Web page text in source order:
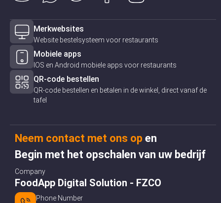
Merkwebsites
Website bestelsysteem voor restaurants
Mobiele apps
IOS en Android mobiele apps voor restaurants
QR-code bestellen
QR-code bestellen en betalen in de winkel, direct vanaf de
tafel
Neem contact met ons op en
Begin met het opschalen van uw bedrijf
Company
FoodApp Digital Solution - FZCO
Phone Number